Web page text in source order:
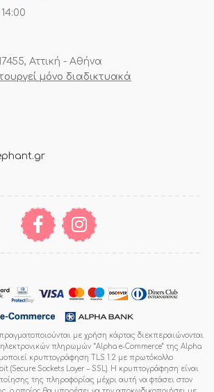
Αττική - Αθήνα
μόνο διαδικτυακά
με χρήση κάρτας διεκπεραιώνονται
πληρωμών “Alpha e-Commerce” της Alpha
κρυπτογράφηση TLS 1.2 με πρωτόκολλο
(Secure Sockets Layer – SSL). Η κρυπτογράφηση είναι
της πληροφορίας μέχρι αυτή να φτάσει στον